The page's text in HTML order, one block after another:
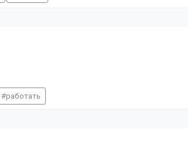
работать